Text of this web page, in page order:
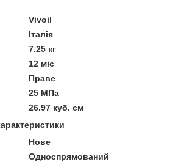
Vivoil
Італія
7.25 кг
12 міс
Праве
25 МПа
26.97 куб. см
Нове
Односпрямований